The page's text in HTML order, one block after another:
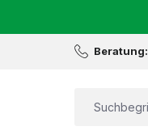
Beratung: